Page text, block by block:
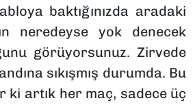
baktığınızda aradaki
neredeyse yok denecek
görüyorsunuz. Zirvede
sıkışmış durumda. Bu
ki artık her maç, sadece üç